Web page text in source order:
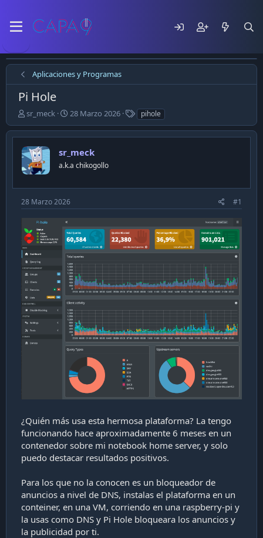
Aplicaciones y Programas
Pi Hole
E
m
p
e
z
ó
e
l
t
e
a
sr_meck
F
e
c
a
d
p
u
b
i
c
a
c
i
ó
n
28 Marzo 2026
T
a
g
pihole
sr_meck
a.k.a chikogollo
28 Marzo 2026 #1
¿Quién más usa esta hermosa plataforma? La tengo
funcionando hace aproximadamente 6 meses en un
contenedor sobre mi notebook home server, y solo
puedo destacar resultados positivos.
Para los que no la conocen es un bloqueador de
anuncios a nivel de DNS, instalas el plataforma en un
conteiner, en una VM, corriendo en una raspberry-pi y
la usas como DNS y Pi Hole bloqueara los anuncios y
la publicidad por ti.